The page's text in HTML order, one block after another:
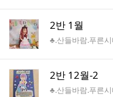
2반 1월
게시판명
♣.산들바람.푸른
2반 12월-2
게시판명
♣.산들바람.푸른